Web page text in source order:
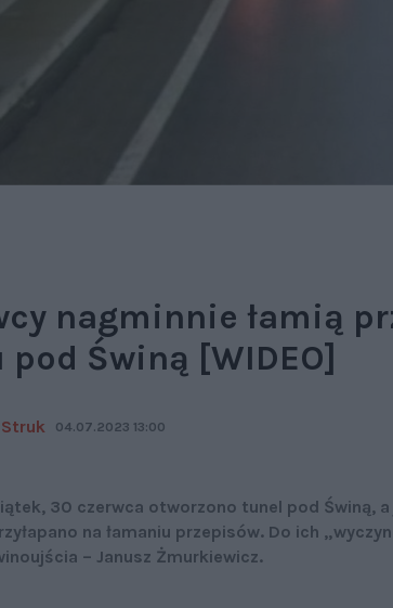
nagminnie łamią
Świną [WIDEO]
04.07.2023 13:00
30 czerwca otworzono tunel pod Świną,
na łamaniu przepisów. Do ich
– Janusz Żmurkiewicz.